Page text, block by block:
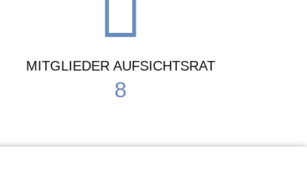
MITGLIEDER AUFSICHTSRAT
8